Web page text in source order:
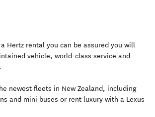
Hertz rental you can be assured you will
vehicle, world-class service and
newest fleets in New Zealand, including
and mini buses or rent luxury with a Lexus